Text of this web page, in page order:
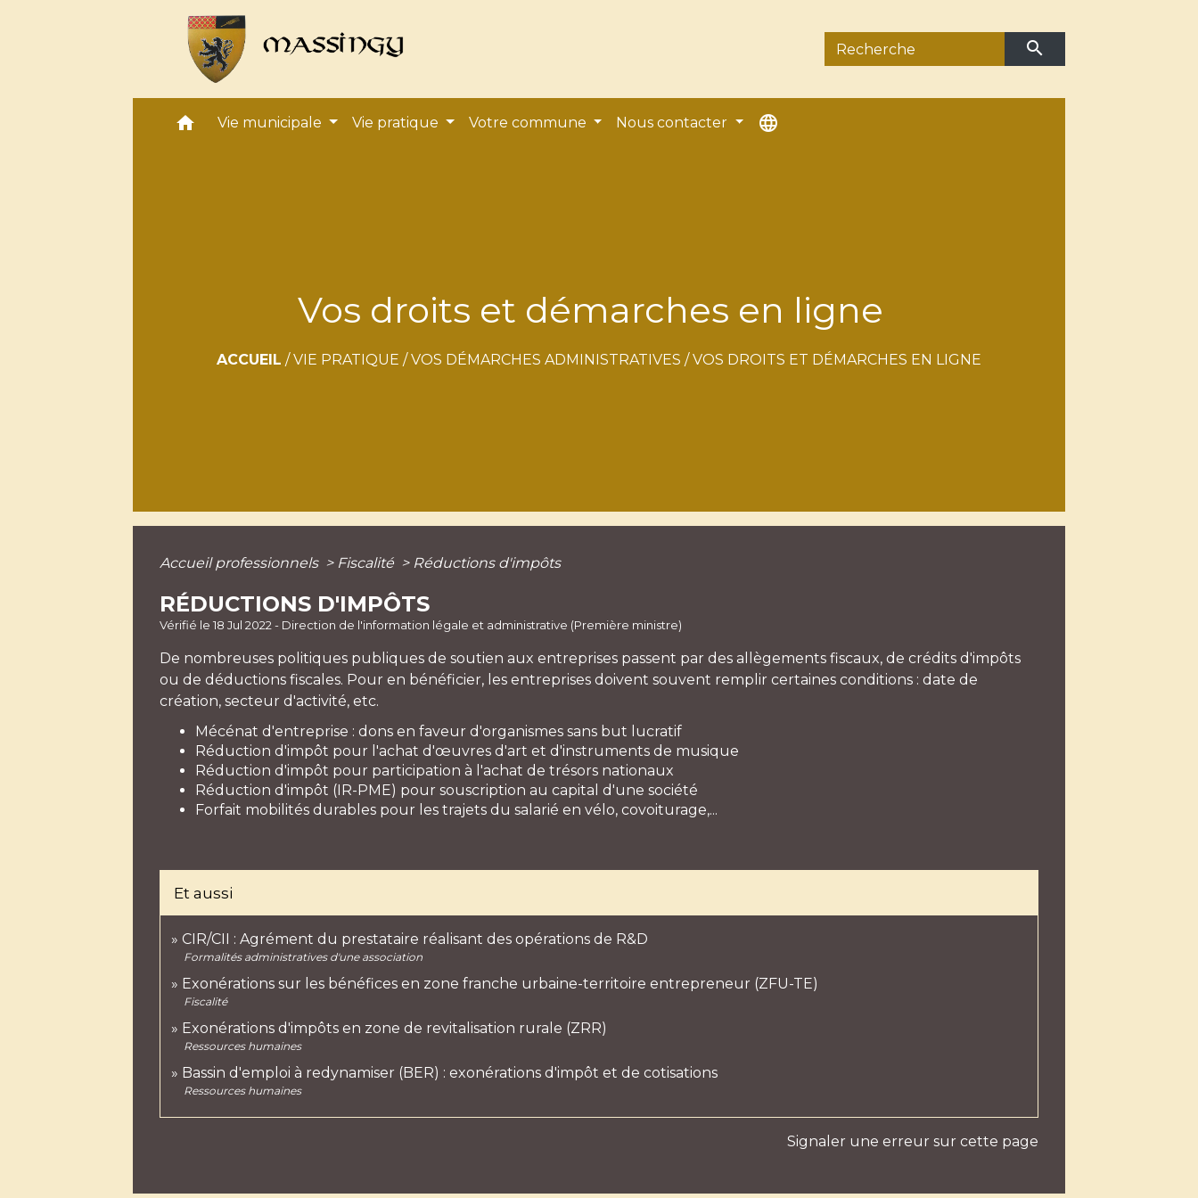
search
home Vie municipale Vie pratique Votre commune Nous contacter language
Vos droits et démarches en ligne
ACCUEIL /VIE PRATIQUE /VOS DÉMARCHES ADMINISTRATIVES /VOS DROITS ET DÉMARCHES EN LIGNE
Accueil professionnels > Fiscalité > Réductions d'impôts
RÉDUCTIONS D'IMPÔTS
Vérifié le 18 Jul 2022 - Direction de l'information légale et administrative (Première ministre)
De nombreuses politiques publiques de soutien aux entreprises passent par des allègements fiscaux, de crédits d'impôts
ou de déductions fiscales. Pour en bénéficier, les entreprises doivent souvent remplir certaines conditions : date de
création, secteur d'activité, etc.
Mécénat d'entreprise : dons en faveur d'organismes sans but lucratif
Réduction d'impôt pour l'achat d'œuvres d'art et d'instruments de musique
Réduction d'impôt pour participation à l'achat de trésors nationaux
Réduction d'impôt (IR-PME) pour souscription au capital d'une société
Forfait mobilités durables pour les trajets du salarié en vélo, covoiturage,...
Et aussi
CIR/CII : Agrément du prestataire réalisant des opérations de R&D
Formalités administratives d'une association
Exonérations sur les bénéfices en zone franche urbaine-territoire entrepreneur (ZFU-TE)
Fiscalité
Exonérations d'impôts en zone de revitalisation rurale (ZRR)
Ressources humaines
Bassin d'emploi à redynamiser (BER) : exonérations d'impôt et de cotisations
Ressources humaines
Signaler une erreur sur cette page